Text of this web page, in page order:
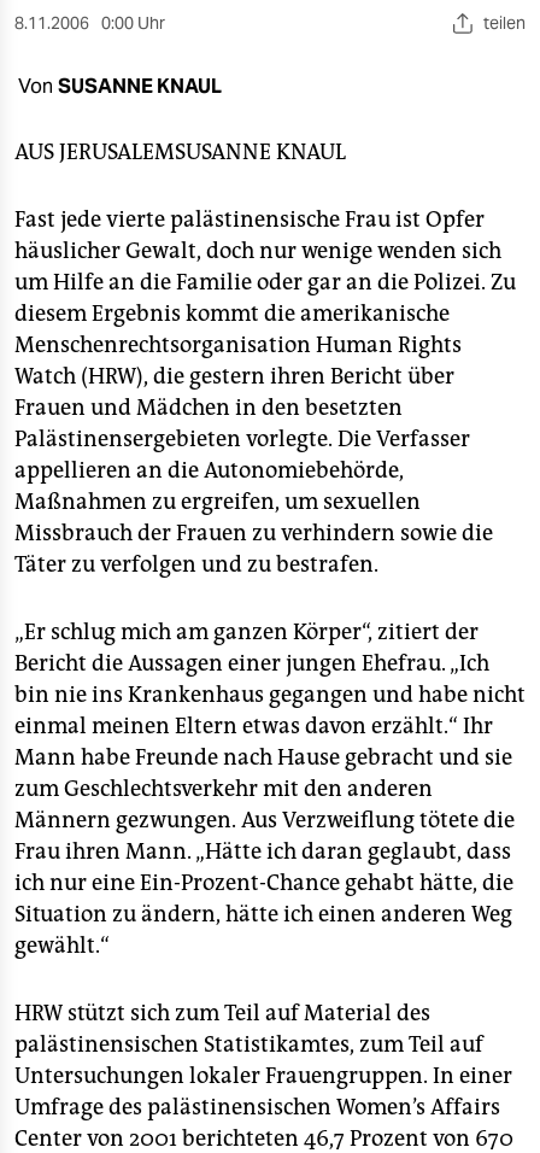
nord
wahrheit
veranstaltungen
fragen & hilfe
unterstützen
abo
genossenschaft
epaper login
8.11.2006 0:00 Uhr teilen
Von SUSANNE KNAUL
AUS JERUSALEMSUSANNE KNAUL
Fast jede vierte palästinensische Frau ist Opfer
häuslicher Gewalt, doch nur wenige wenden sich
um Hilfe an die Familie oder gar an die Polizei. Zu
diesem Ergebnis kommt die amerikanische
Menschenrechtsorganisation Human Rights
Watch (HRW), die gestern ihren Bericht über
Frauen und Mädchen in den besetzten
Palästinensergebieten vorlegte. Die Verfasser
appellieren an die Autonomiebehörde,
Maßnahmen zu ergreifen, um sexuellen
Missbrauch der Frauen zu verhindern sowie die
Täter zu verfolgen und zu bestrafen.
„Er schlug mich am ganzen Körper“, zitiert der
Bericht die Aussagen einer jungen Ehefrau. „Ich
bin nie ins Krankenhaus gegangen und habe nicht
einmal meinen Eltern etwas davon erzählt.“ Ihr
Mann habe Freunde nach Hause gebracht und sie
zum Geschlechtsverkehr mit den anderen
Männern gezwungen. Aus Verzweiflung tötete die
Frau ihren Mann. „Hätte ich daran geglaubt, dass
ich nur eine Ein-Prozent-Chance gehabt hätte, die
Situation zu ändern, hätte ich einen anderen Weg
gewählt.“
HRW stützt sich zum Teil auf Material des
palästinensischen Statistikamtes, zum Teil auf
Untersuchungen lokaler Frauengruppen. In einer
Umfrage des palästinensischen Women’s Affairs
Center von 2001 berichteten 46,7 Prozent von 670